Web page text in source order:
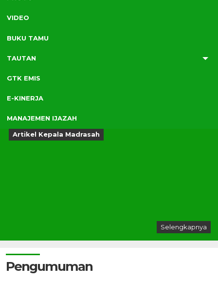
VIDEO
BUKU TAMU
TAUTAN
GTK EMIS
E-KINERJA
MANAJEMEN IJAZAH
MIN 11 Bener Meriah Ikuti Penguatan Tusi Kepala
Artikel Kepala Madrasah
Selengkapnya
Pengumuman
19 JUN 2025
19 JUN 2025
16 JUN 2025